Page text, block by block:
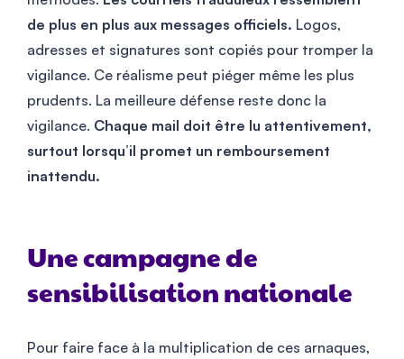
de plus en plus aux messages officiels. Logos,
adresses et signatures sont copiés pour tromper la
vigilance. Ce réalisme peut piéger même les plus
prudents. La meilleure défense reste donc la
vigilance. Chaque mail doit être lu attentivement,
surtout lorsqu’il promet un remboursement
inattendu.
Une campagne de
sensibilisation nationale
Pour faire face à la multiplication de ces arnaques,